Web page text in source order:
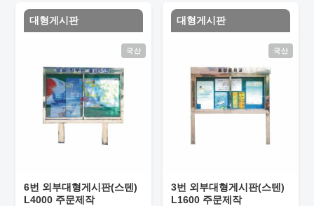
대형게시판
국산
6번 외부대형게시판(스텐)
L4000 주문제작
대형게시판
국산
3번 외부대형게시판(스텐)
L1600 주문제작